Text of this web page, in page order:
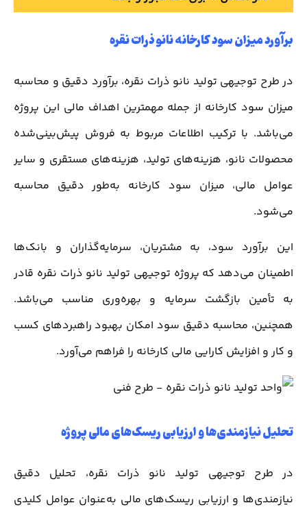
برآورد میزان سود کارخانه نانو ذرات نقره
در طرح توجیهی تولید نانو ذرات نقره، برآورد دقیق و محاسبه
میزان سود کارخانه از جمله مهمترین اهداف مالی این پروژه
می‌باشد. با ترکیب اطلاعات مربوط به فروش پیش‌بینی‌شده
محصولات نانو، هزینه‌های تولید، هزینه‌های مستقری و سایر
عوامل مالی، میزان سود کارخانه به‌طور دقیق محاسبه
می‌شود.
این برآورد سود، به مشتریان، سرمایه‌گذاران و بانک‌ها
اطمینان می‌دهد که پروژه توجیهی تولید نانو ذرات نقره قادر
به تأمین بازگشت سرمایه و بهره‌وری مناسب می‌باشد.
همچنین، محاسبه دقیق سود امکان بهبود راهبردهای کسب
و کار و افزایش کارایی مالی کارخانه را فراهم می‌آورد.
تحلیل نیازمندی‌ها و ارزیابی ریسک‌های مالی پروژه
در طرح توجیهی تولید نانو ذرات نقره، تحلیل دقیق
نیازمندی‌ها و ارزیابی ریسک‌های مالی به‌عنوان عوامل کلیدی